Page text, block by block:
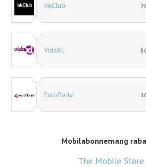
inkClub
VidaXL
Euroflorist
Mobilabonnemang
The Mobile Store